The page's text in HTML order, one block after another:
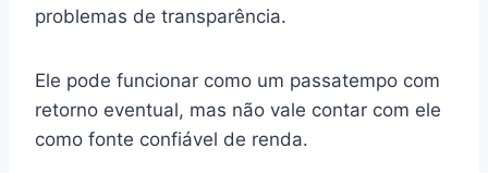
problemas de transparência.
Ele pode funcionar como um passatempo com
retorno eventual, mas não vale contar com ele
como fonte confiável de renda.